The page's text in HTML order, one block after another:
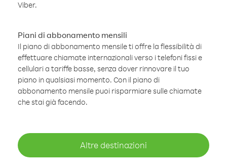
Viber.
Piani di abbonamento mensili
Il piano di abbonamento mensile ti offre la flessibilità di
effettuare chiamate internazionali verso i telefoni fissi e
cellulari a tariffe basse, senza dover rinnovare il tuo
piano in qualsiasi momento. Con il piano di
abbonamento mensile puoi risparmiare sulle chiamate
che stai già facendo.
Altre destinazioni